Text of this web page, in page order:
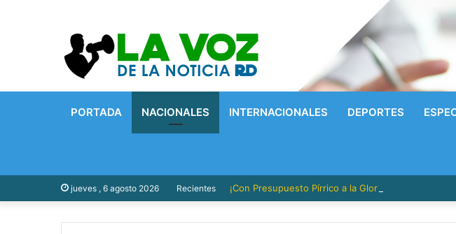
PORTADA NACIONALES INTERNACIONALES DEPORTES
jueves , 6 agosto 2026 Recientes ¡Con Presupuesto Pírrico a la Gloria! Radhames